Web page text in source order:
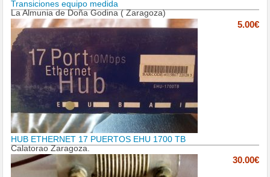
Transiciones equipo medida
La Almunia de Doña Godina ( Zaragoza)
5.00€
HUB ETHERNET 17 PUERTOS EHU 1700 TB
Calatorao Zaragoza.
30.00€